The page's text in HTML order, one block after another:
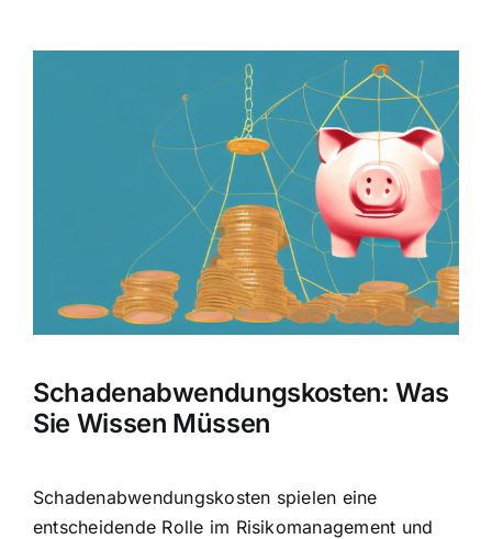
Hausratversicherung
Berufsunfähigkeitsversicherung
Weitere Tarifvergleiche
Hilfe und Kontakt
Schadenabwendungskosten: Was
Sie Wissen Müssen
Schadenabwendungskosten spielen eine
entscheidende Rolle im Risikomanagement und